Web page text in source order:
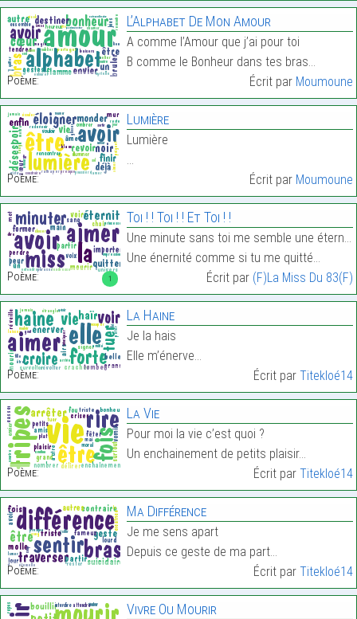
Poème:
L’Alphabet De Mon Amour
A comme l’Amour que j’ai pour toi
B comme le Bonheur dans tes bras…
Écrit par Moumoune
Poème:
Lumière
Lumière
…
Écrit par Moumoune
1
Poème:
Toi ! ! Toi ! ! Et Toi ! !
Une minute sans toi me semble une éternité,
Une énernité comme si tu me quitté…
Écrit par (F)La Miss Du 83(F)
Poème:
La Haine
Je la hais
Elle m’énerve…
Écrit par Titekloé14
Poème:
La Vie
Pour moi la vie c’est quoi ?
Un enchainement de petits plaisir…
Écrit par Titekloé14
Poème:
Ma Différence
Je me sens apart
Depuis ce geste de ma part…
Écrit par Titekloé14
Vivre Ou Mourir